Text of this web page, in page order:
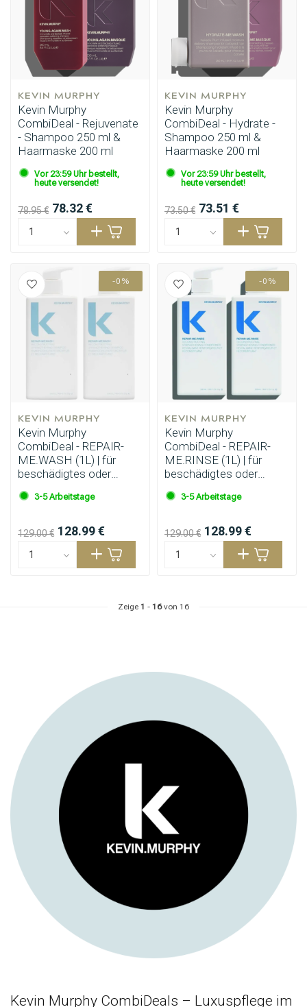
KEVIN MURPHY
Kevin Murphy
CombiDeal - Rejuvenate
- Shampoo 250 ml &
Haarmaske 200 ml
Vor 23:59 Uhr bestellt,
heute versendet!
78.95 € 78.32 €
KEVIN MURPHY
Kevin Murphy
CombiDeal - Hydrate -
Shampoo 250 ml &
Haarmaske 200 ml
Vor 23:59 Uhr bestellt,
heute versendet!
73.50 € 73.51 €
-0%
KEVIN MURPHY
Kevin Murphy
CombiDeal - REPAIR-
ME.WASH (1L) | für
beschädigtes oder
3-5 Arbeitstage
129.00 € 128.99 €
-0%
KEVIN MURPHY
Kevin Murphy
CombiDeal - REPAIR-
ME.RINSE (1L) | für
beschädigtes oder
3-5 Arbeitstage
129.00 € 128.99 €
Zeige 1 - 16von 16
Kevin Murphy CombiDeals – Luxuspflege im